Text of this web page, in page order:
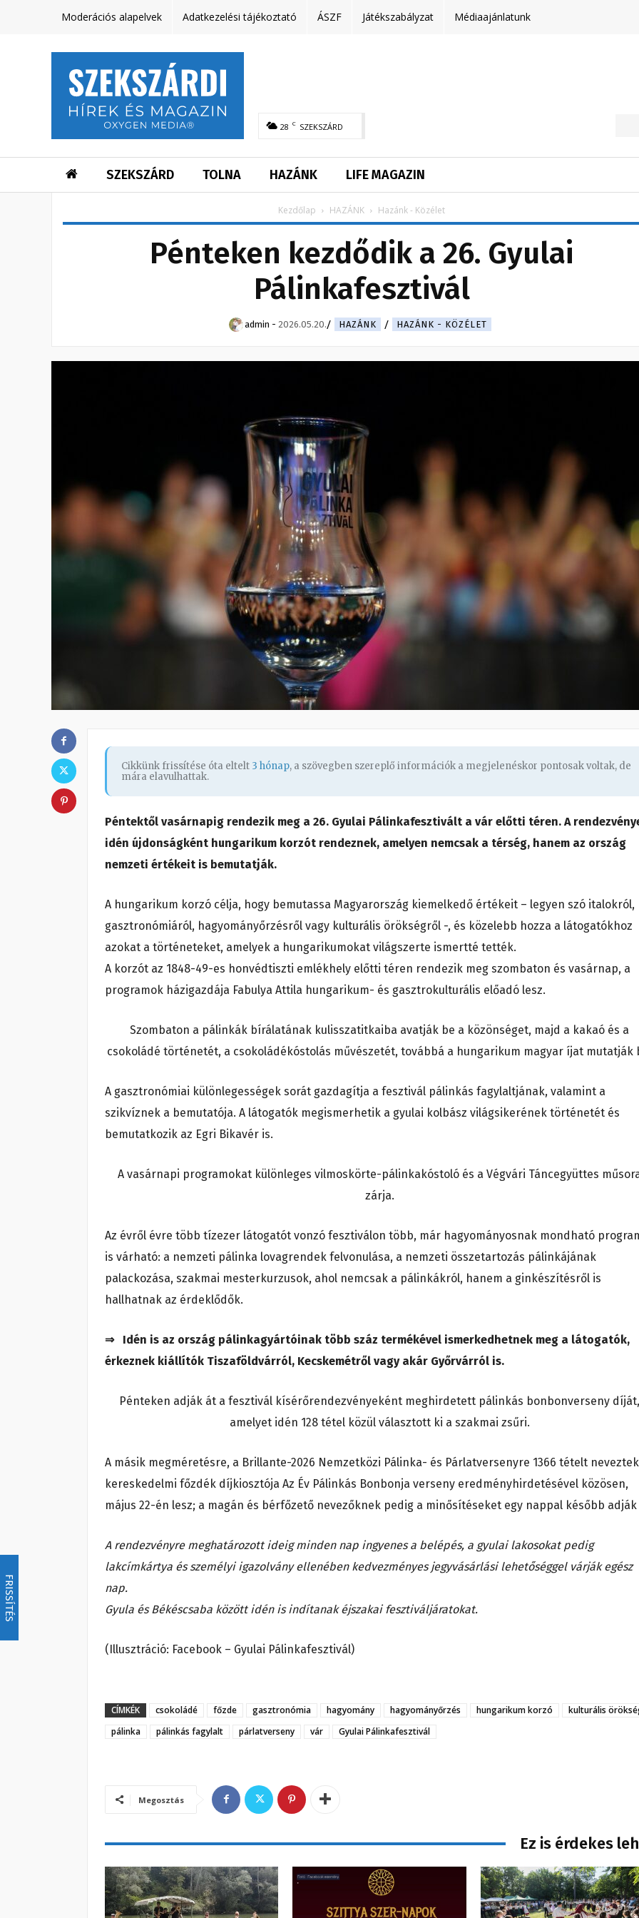
FRISSÍTÉS
Moderációs alapelvek Adatkezelési tájékoztató ÁSZF Játékszabályzat Médiaajánlatunk
28 C SZEKSZÁRD
SZEKSZÁRD TOLNA HAZÁNK LIFE MAGAZIN
Kezdőlap HAZÁNK Hazánk - Közélet
Pénteken kezdődik a 26. Gyulai
Pálinkafesztivál
admin - 2026.05.20. HAZÁNK HAZÁNK - KÖZÉLET
Cikkünk frissítése óta eltelt 3 hónap, a szövegben szereplő információk a megjelenéskor pontosak voltak, de
mára elavulhattak.
Péntektől vasárnapig rendezik meg a 26. Gyulai Pálinkafesztivált a vár előtti téren. A
idén újdonságként hungarikum korzót rendeznek, amelyen nemcsak a térség, hanem az ország
nemzeti értékeit is bemutatják.
A hungarikum korzó célja, hogy bemutassa Magyarország kiemelkedő értékeit – legyen szó italokról,
gasztronómiáról, hagyományőrzésről vagy kulturális örökségről -, és közelebb hozza a látogatókhoz
azokat a történeteket, amelyek a hungarikumokat világszerte ismertté tették.
A korzót az 1848-49-es honvédtiszti emlékhely előtti téren rendezik meg szombaton és vasárnap, a
programok házigazdája Fabulya Attila hungarikum- és gasztrokulturális előadó lesz.
Szombaton a pálinkák bírálatának kulisszatitkaiba avatják be a közönséget, majd a kakaó és a
csokoládé történetét, a csokoládékóstolás művészetét, továbbá a hungarikum magyar íjat mutatják
A gasztronómiai különlegességek sorát gazdagítja a fesztivál pálinkás fagylaltjának, valamint a
szikvíznek a bemutatója. A látogatók megismerhetik a gyulai kolbász világsikerének történetét és
bemutatkozik az Egri Bikavér is.
A vasárnapi programokat különleges vilmoskörte-pálinkakóstoló és a Végvári Táncegyüttes
zárja.
Az évről évre több tízezer látogatót vonzó fesztiválon több, már hagyományosnak mondható
is várható: a nemzeti pálinka lovagrendek felvonulása, a nemzeti összetartozás pálinkájának
palackozása, szakmai mesterkurzusok, ahol nemcsak a pálinkákról, hanem a ginkészítésről is
hallhatnak az érdeklődők.
⇒ Idén is az ország pálinkagyártóinak több száz termékével ismerkedhetnek meg a látogatók,
érkeznek kiállítók Tiszaföldvárról, Kecskemétről vagy akár Győrvárról is.
Pénteken adják át a fesztivál kísérőrendezvényeként meghirdetett pálinkás bonbonverseny díját,
amelyet idén 128 tétel közül választott ki a szakmai zsűri.
A másik megméretésre, a Brillante-2026 Nemzetközi Pálinka- és Párlatversenyre 1366 tételt
kereskedelmi főzdék díjkiosztója Az Év Pálinkás Bonbonja verseny eredményhirdetésével közösen,
május 22-én lesz; a magán és bérfőzető nevezőknek pedig a minősítéseket egy nappal később adják
A rendezvényre meghatározott ideig minden nap ingyenes a belépés, a gyulai lakosokat pedig
lakcímkártya és személyi igazolvány ellenében kedvezményes jegyvásárlási lehetőséggel várják egész
nap.
Gyula és Békéscsaba között idén is indítanak éjszakai fesztiváljáratokat.
(Illusztráció: Facebook – Gyulai Pálinkafesztivál)
CÍMKÉK csokoládé főzde gasztronómia hagyomány hagyományőrzés hungarikum korzó
kulturális
pálinka
pálinkás fagylalt párlatverseny vár Gyulai Pálinkafesztivál
Megosztás
Ez is érdekes